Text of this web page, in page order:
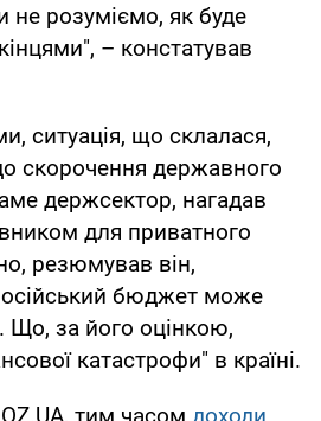
розуміємо, як буде
– констатував
ситуація, що склалася,
скорочення державного
держсектор, нагадав
для приватного
резюмував він,
бюджет може
Що, за його оцінкою,
катастрофи" в країні.
тим часом доходи